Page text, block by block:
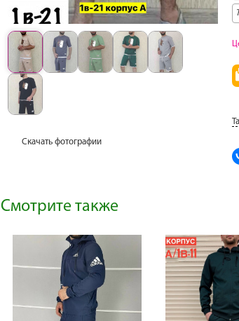
Скачать фотографии
Смотрите также